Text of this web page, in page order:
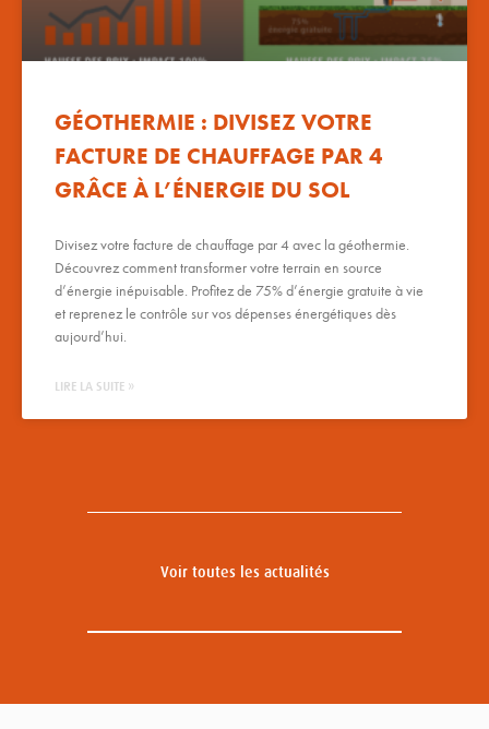
GÉOTHERMIE : DIVISEZ VOTRE
FACTURE DE CHAUFFAGE PAR 4
GRÂCE À L’ÉNERGIE DU SOL
Divisez votre facture de chauffage par 4 avec la géothermie.
Découvrez comment transformer votre terrain en source
d’énergie inépuisable. Profitez de 75% d’énergie gratuite à vie
et reprenez le contrôle sur vos dépenses énergétiques dès
aujourd’hui.
LIRE LA SUITE »
Voir toutes les actualités